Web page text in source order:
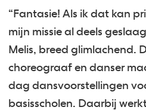
“Fantasie! Als ik dat kan
mijn missie al deels
Melis, breed glimlachend.
choreograaf en danser
dag dansvoorstellingen
basisscholen. Daarbij